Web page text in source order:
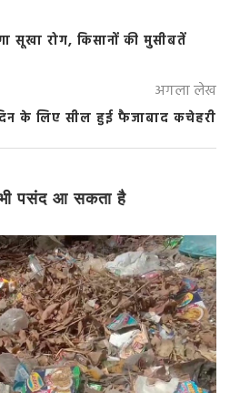
सूखा रोग, किसानों की मुसीबतें
अगला लेख
के लिए सील हुई फैजाबाद कचेहरी
पसंद आ सकता है